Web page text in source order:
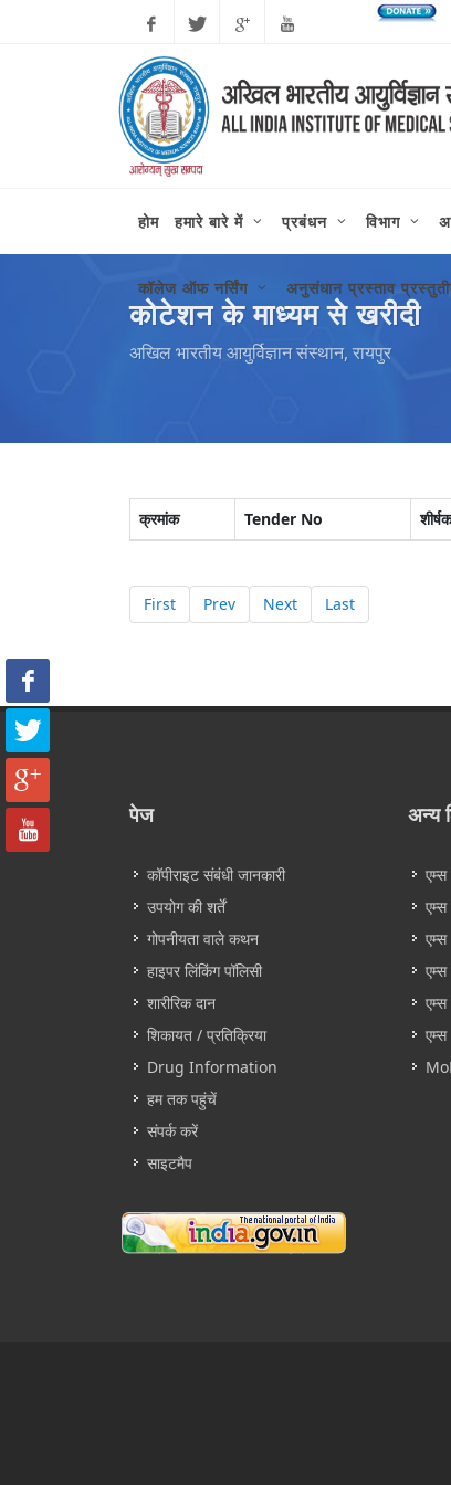
FacebookTwitter
Plus
होम हमारे बारे में प्रबंधन विभाग
कॉलेज ऑफ नर्सिंग अनुसंधान प्रस्ताव
कोटेशन के माध्यम से खरीदी
अखिल भारतीय आयुर्विज्ञान संस्थान, रायपुर
क्रमांक Tender No शीर्षक
First Prev Next Last
पेज
कॉपीराइट संबंधी जानकारी
उपयोग की शर्तें
गोपनीयता वाले कथन
हाइपर लिंकिंग पॉलिसी
शारीरिक दान
शिकायत / प्रतिक्रिया
Drug Information
हम तक पहुंचें
संपर्क करें
साइटमैप
अन्य
एम्स
एम्स
एम्स